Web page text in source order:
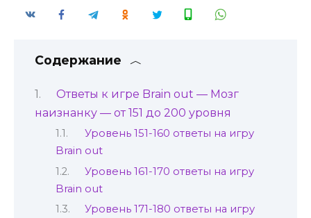
Содержание
Ответы к игре Brain out — Мозг
наизнанку — от 151 до 200 уровня
Уровень 151-160 ответы на игру
Brain out
Уровень 161-170 ответы на игру
Brain out
Уровень 171-180 ответы на игру